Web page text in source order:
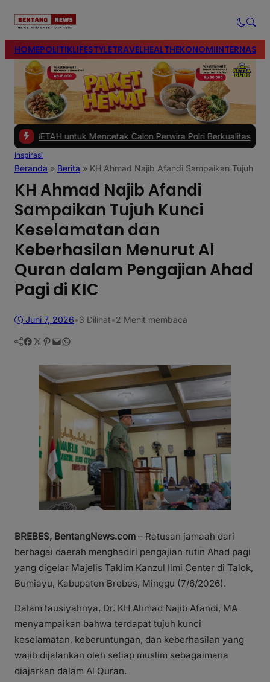
HOMEPOLITIKLIFESTYLETRAVELHEALTHEKONOMI
untuk Mencetak Calon Perwira Polri Berkualitas|#2 -Polres
Inspirasi
Beranda » Berita » KH Ahmad Najib Afandi Sampaikan Tujuh
KH Ahmad Najib Afandi
Sampaikan Tujuh Kunci
Keselamatan dan
Keberhasilan Menurut Al
Quran dalam Pengajian Ahad
Pagi di KIC
Juni 7, 2026•3 Dilihat•2 Menit membaca
Facebook Twitter Pinterest Mail WhatsApp
BREBES, BentangNews.com – Ratusan jamaah dari
berbagai daerah menghadiri pengajian rutin Ahad pagi
yang digelar Majelis Taklim Kanzul Ilmi Center di Talok,
Bumiayu, Kabupaten Brebes, Minggu (7/6/2026).
Dalam tausiyahnya, Dr. KH Ahmad Najib Afandi, MA
menyampaikan bahwa terdapat tujuh kunci
keselamatan, keberuntungan, dan keberhasilan yang
wajib dijalankan oleh setiap muslim sebagaimana
diajarkan dalam Al Quran.